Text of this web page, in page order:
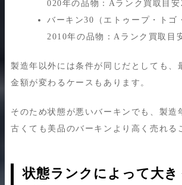
020年の品物：Aランク買取目安
バーキン30（エトゥープ・トゴ
2010年の品物：Aランク買取目
製造年以外には条件が同じだとしても、
金額が変わるケースもあります。
そのため状態が悪いバーキンでも、製造
古くても美品のバーキンより高く売れる
状態ランクによって大き